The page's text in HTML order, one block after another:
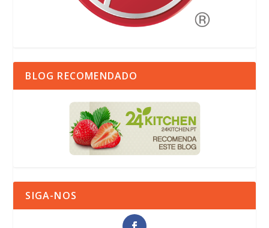
BLOG RECOMENDADO
SIGA-NOS